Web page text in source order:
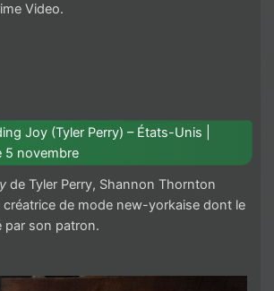
Video.
Joy (Tyler Perry) – États-Unis |
5 novembre
de Tyler Perry, Shannon Thornton
créatrice de mode new-yorkaise dont le
par son patron.